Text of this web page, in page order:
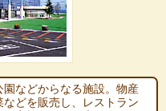
などからなる施設。物産
どを販売し、レストラン